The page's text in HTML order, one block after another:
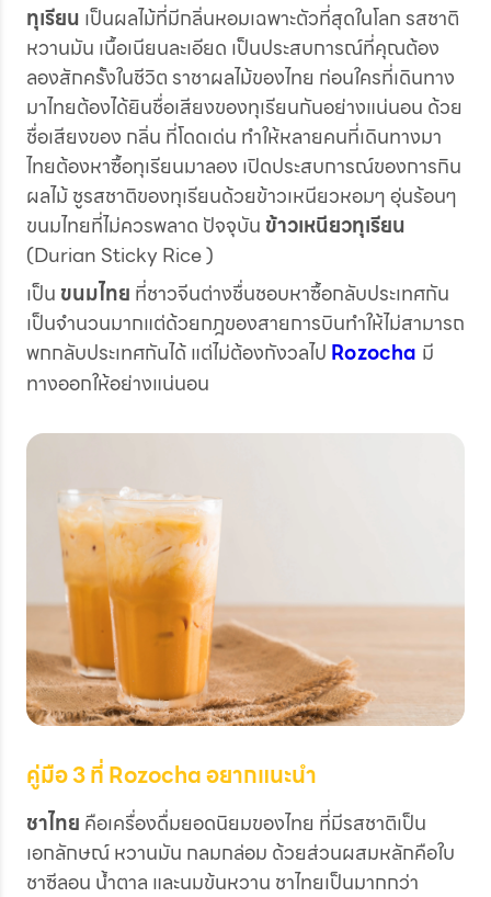
ทุเรียน เป็นผลไม้ที่มีกลิ่นหอมเฉพาะตัวที่สุดในโลก รสชาติ
หวานมัน เนื้อเนียนละเอียด เป็นประสบการณ์ที่คุณต้อง
ลองสักครั้งในชีวิต ราชาผลไม้ของไทย ก่อนใครที่เดินทาง
มาไทยต้องได้ยินชื่อเสียงของทุเรียนกันอย่างแน่นอน ด้วย
ชื่อเสียงของ กลิ่น ที่โดดเด่น ทำให้หลายคนที่เดินทางมา
ไทยต้องหาซื้อทุเรียนมาลอง เปิดประสบการณ์ของการกิน
ผลไม้ ชูรสชาติของทุเรียนด้วยข้าวเหนียวหอมๆ อุ่นร้อนๆ
ขนมไทยที่ไม่ควรพลาด ปัจจุบัน ข้าวเหนียวทุเรียน
(Durian Sticky Rice )
เป็น ขนมไทย ที่ชาวจีนต่างชื่นชอบหาซื้อกลับประเทศกัน
เป็นจำนวนมากแต่ด้วยกฎของสายการบินทำให้ไม่สามารถ
พกกลับประเทศกันได้ แต่ไม่ต้องกังวลไป Rozocha มี
ทางออกให้อย่างแน่นอน
คู่มือ 3 ที่ Rozocha อยากแนะนำ
ชาไทย คือเครื่องดื่มยอดนิยมของไทย ที่มีรสชาติเป็น
เอกลักษณ์ หวานมัน กลมกล่อม ด้วยส่วนผสมหลักคือใบ
ชาซีลอน น้ำตาล และนมข้นหวาน ชาไทยเป็นมากกว่า